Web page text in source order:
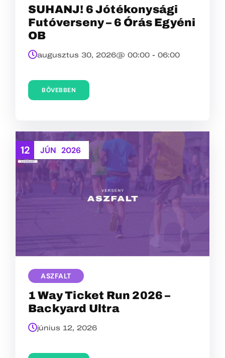
SUHANJ! 6 Jótékonysági
Futóverseny – 6 Órás Egyéni
OB
augusztus 30, 2026@ 00:00 - 06:00
BŐVEBBEN
12 JÚN 2026
ASZFALT
1 Way Ticket Run 2026 –
Backyard Ultra
június 12, 2026